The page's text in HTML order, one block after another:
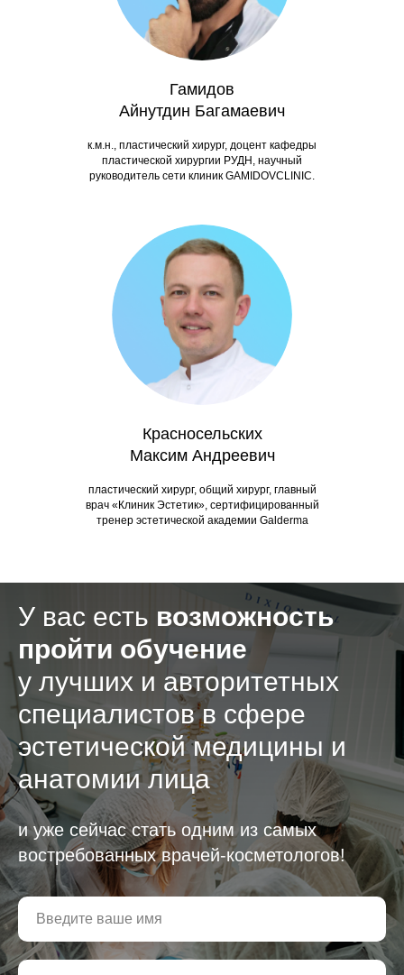
Гамидов
Айнутдин Багамаевич
к.м.н., пластический хирург, доцент кафедры
пластической хирургии РУДН, научный
руководитель сети клиник GAMIDOVCLINIC.
Красносельских
Максим Андреевич
пластический хирург, общий хирург, главный
врач «Клиник Эстетик», сертифицированный
тренер эстетической академии Galderma
У вас есть возможность
пройти обучение
у лучших и авторитетных
специалистов в сфере
эстетической медицины и
анатомии лица
и уже сейчас стать одним из самых
востребованных врачей-косметологов!